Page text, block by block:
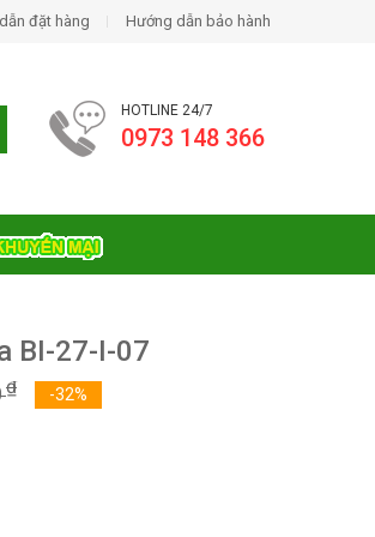
đặt hàng Hướng dẫn bảo hành
HOTLINE 24/7
0973 148 366
BI-27-I-07
₫ -32%